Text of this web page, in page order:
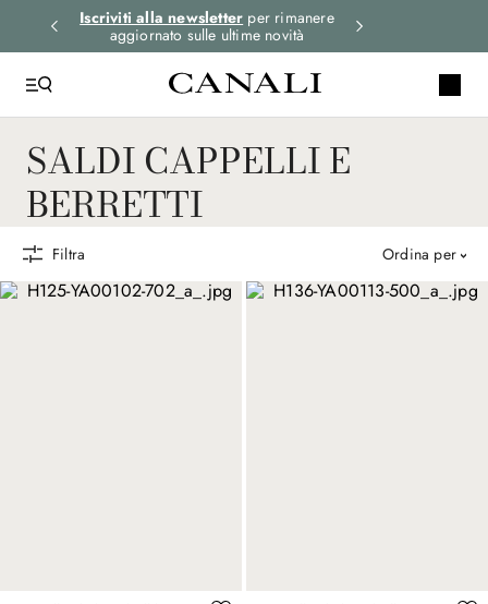
Iscriviti alla newsletter per rimanere
aggiornato sulle ultime novità
SALDI CAPPELLI E
BERRETTI
Filtra ordina per